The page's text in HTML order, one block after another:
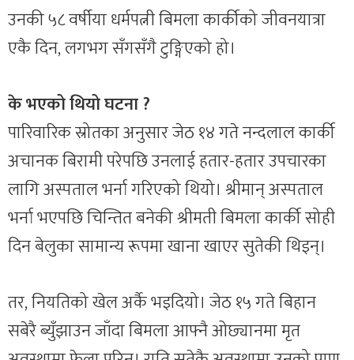
उनकी ५८ वर्षीया धर्मपत्नी बिमला कार्कीको जीवनयात्रा
एकै दिन, लगभग सँगसँगै टुङ्गिएको हो।
के भएको थियो घटना ?
पारिवारिक स्रोतका अनुसार जेठ १४ गते नन्दलाल कार्की
अचानक बिरामी परेपछि उनलाई हतार-हतार उपचारका
लागि अस्पताल भर्ना गरिएको थियो। श्रीमान् अस्पताल
भर्ना भएपछि चिन्तित बनेकी श्रीमती बिमला कार्की सोही
दिन बेलुका सामान्य रूपमा खाना खाएर सुतेकी थिइन्।
तर, नियतिको खेल अर्कै भइदियो। जेठ १५ गते बिहान
सबेरै ब्युँझाउन जाँदा बिमला आफ्नै ओछ्यानमा मृत